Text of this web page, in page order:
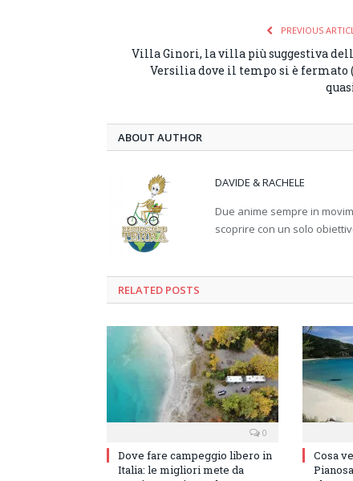
PREVIOUS
Villa Ginori, la villa più suggestiva
Versilia dove il tempo si è fermato
ABOUT AUTHOR
DAVIDE & RACHELE
Due anime sempre in
scoprire con un solo
RELATED POSTS
0
Dove fare campeggio libero in
Italia: le migliori mete da
Cosa